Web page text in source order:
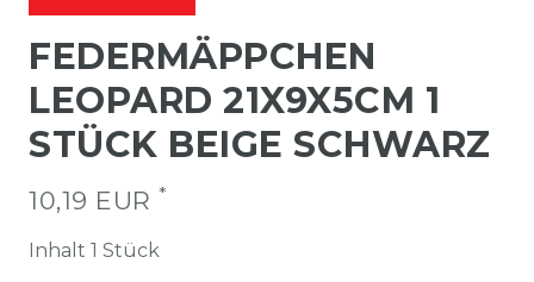
FEDERMÄPPCHEN
LEOPARD 21X9X5CM 1
STÜCK BEIGE SCHWARZ
10,19 EUR *
Inhalt 1 Stück